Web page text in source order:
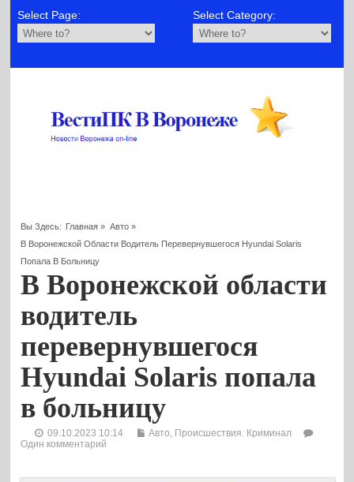
Select Page: Select Category:
Вы Здесь: Главная » Авто»
В Воронежской Области Водитель Перевернувшегося Hyundai Solaris
Попала В Больницу
В Воронежской области
водитель
перевернувшегося
Hyundai Solaris попала
в больницу
09.10.2023 10:14 Авто Происшествия. Криминал
Один комментарий